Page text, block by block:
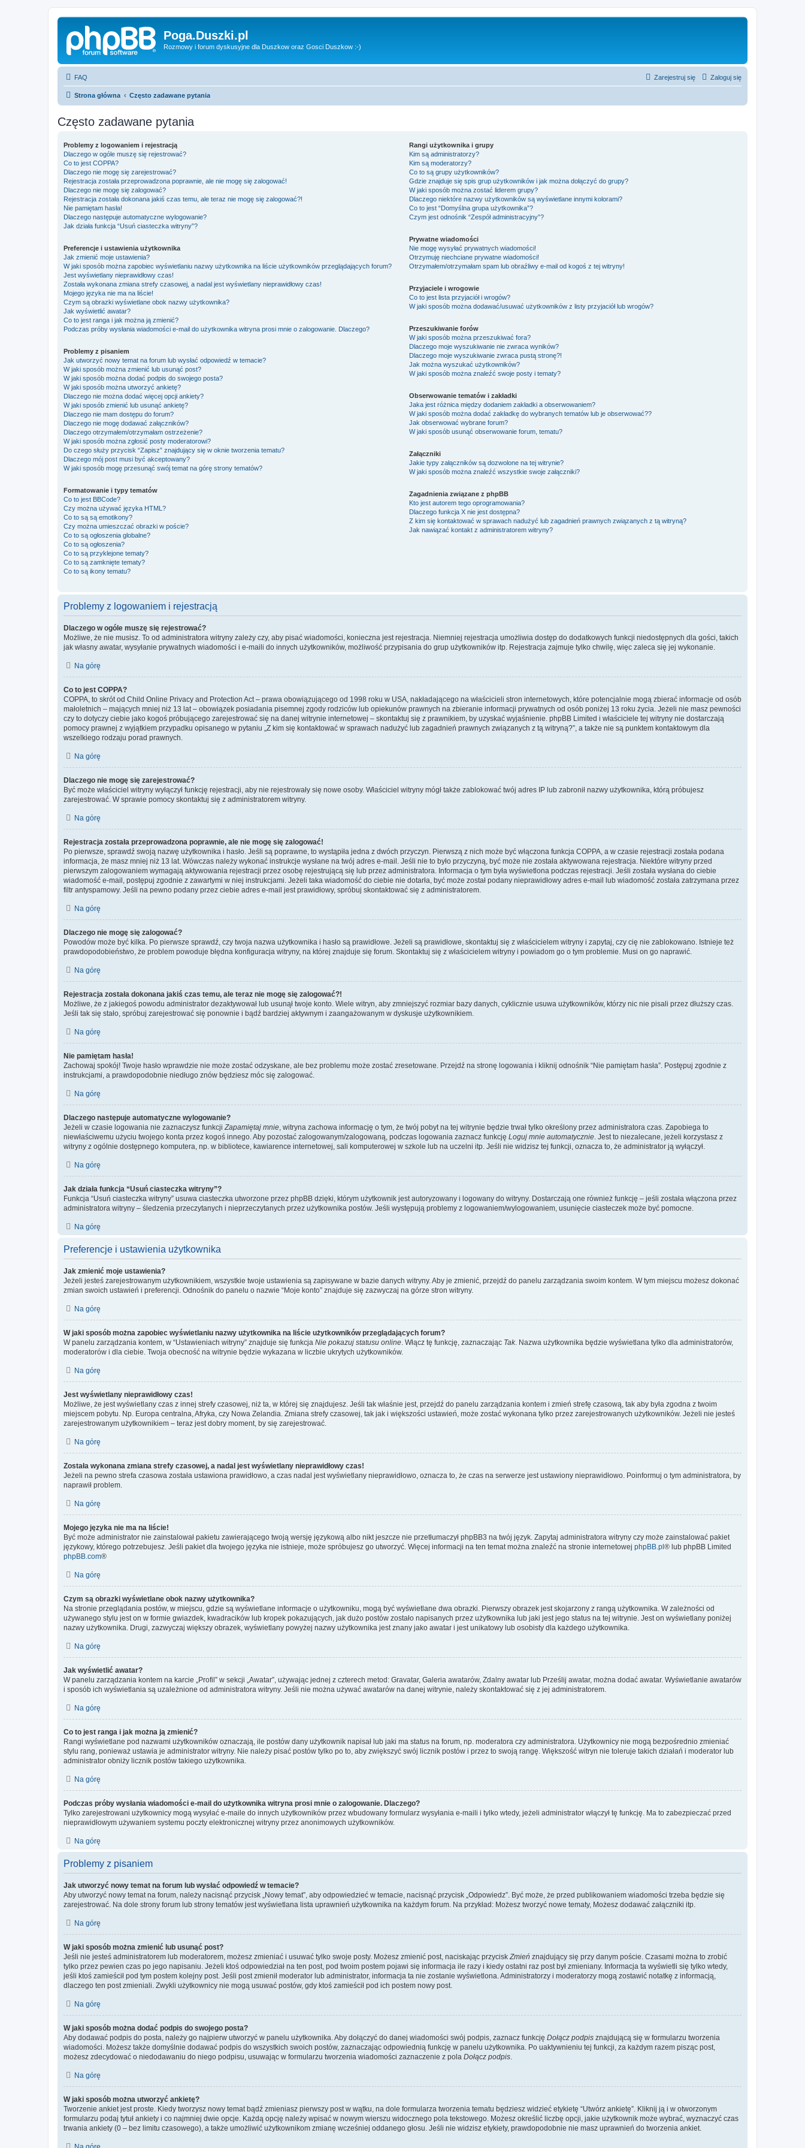
Poga.Duszki.pl
Rozmowy i forum dyskusyjne dla Duszkow oraz Gosci Duszkow :-)
FAQ Zaloguj się
Zarejestruj się
Strona główna Często zadawane pytania
Często zadawane pytania
Problemy z logowaniem i rejestracją
Dlaczego w ogóle muszę się rejestrować?
Co to jest COPPA?
Dlaczego nie mogę się zarejestrować?
Rejestracja została przeprowadzona poprawnie, ale nie mogę się zalogować!
Dlaczego nie mogę się zalogować?
Rejestracja została dokonana jakiś czas temu, ale teraz nie mogę się zalogować?!
Nie pamiętam hasła!
Dlaczego następuje automatyczne wylogowanie?
Jak działa funkcja “Usuń ciasteczka witryny”?
Preferencje i ustawienia użytkownika
Jak zmienić moje ustawienia?
W jaki sposób można zapobiec wyświetlaniu nazwy użytkownika na liście użytkowników przeglądających forum?
Jest wyświetlany nieprawidłowy czas!
Została wykonana zmiana strefy czasowej, a nadal jest wyświetlany nieprawidłowy czas!
Mojego języka nie ma na liście!
Czym są obrazki wyświetlane obok nazwy użytkownika?
Jak wyświetlić awatar?
Co to jest ranga i jak można ją zmienić?
Podczas próby wysłania wiadomości e-mail do użytkownika witryna prosi mnie o zalogowanie. Dlaczego?
Problemy z pisaniem
Jak utworzyć nowy temat na forum lub wysłać odpowiedź w temacie?
W jaki sposób można zmienić lub usunąć post?
W jaki sposób można dodać podpis do swojego posta?
W jaki sposób można utworzyć ankietę?
Dlaczego nie można dodać więcej opcji ankiety?
W jaki sposób zmienić lub usunąć ankietę?
Dlaczego nie mam dostępu do forum?
Dlaczego nie mogę dodawać załączników?
Dlaczego otrzymałem/otrzymałam ostrzeżenie?
W jaki sposób można zgłosić posty moderatorowi?
Do czego służy przycisk “Zapisz” znajdujący się w oknie tworzenia tematu?
Dlaczego mój post musi być akceptowany?
W jaki sposób mogę przesunąć swój temat na górę strony tematów?
Formatowanie i typy tematów
Co to jest BBCode?
Czy można używać języka HTML?
Co to są są emotikony?
Czy można umieszczać obrazki w poście?
Co to są ogłoszenia globalne?
Co to są ogłoszenia?
Co to są przyklejone tematy?
Co to są zamknięte tematy?
Co to są ikony tematu?
Rangi użytkownika i grupy
Kim są administratorzy?
Kim są moderatorzy?
Co to są grupy użytkowników?
Gdzie znajduje się spis grup użytkowników i jak można dołączyć do grupy?
W jaki sposób można zostać liderem grupy?
Dlaczego niektóre nazwy użytkowników są wyświetlane innymi kolorami?
Co to jest “Domyślna grupa użytkownika”?
Czym jest odnośnik “Zespół administracyjny”?
Prywatne wiadomości
Nie mogę wysyłać prywatnych wiadomości!
Otrzymuję niechciane prywatne wiadomości!
Otrzymałem/otrzymałam spam lub obraźliwy e-mail od kogoś z tej witryny!
Przyjaciele i wrogowie
Co to jest lista przyjaciół i wrogów?
W jaki sposób można dodawać/usuwać użytkowników z listy przyjaciół lub wrogów?
Przeszukiwanie forów
W jaki sposób można przeszukiwać fora?
Dlaczego moje wyszukiwanie nie zwraca wyników?
Dlaczego moje wyszukiwanie zwraca pustą stronę?!
Jak można wyszukać użytkowników?
W jaki sposób można znaleźć swoje posty i tematy?
Obserwowanie tematów i zakładki
Jaka jest różnica między dodaniem zakładki a obserwowaniem?
W jaki sposób można dodać zakładkę do wybranych tematów lub je obserwować??
Jak obserwować wybrane forum?
W jaki sposób usunąć obserwowanie forum, tematu?
Załączniki
Jakie typy załączników są dozwolone na tej witrynie?
W jaki sposób można znaleźć wszystkie swoje załączniki?
Zagadnienia związane z phpBB
Kto jest autorem tego oprogramowania?
Dlaczego funkcja X nie jest dostępna?
Z kim się kontaktować w sprawach nadużyć lub zagadnień prawnych związanych z tą witryną?
Jak nawiązać kontakt z administratorem witryny?
Problemy z logowaniem i rejestracją
Dlaczego w ogóle muszę się rejestrować?
Możliwe, że nie musisz. To od administratora witryny zależy czy, aby pisać wiadomości, konieczna jest rejestracja. Niemniej rejestracja umożliwia dostęp do dodatkowych funkcji niedostępnych dla gości, takich
jak własny awatar, wysyłanie prywatnych wiadomości i e-maili do innych użytkowników, możliwość przypisania do grup użytkowników itp. Rejestracja zajmuje tylko chwilę, więc zaleca się jej wykonanie.
Na górę
Co to jest COPPA?
COPPA, to skrót od Child Online Privacy and Protection Act – prawa obowiązującego od 1998 roku w USA, nakładającego na właścicieli stron internetowych, które potencjalnie mogą zbierać informacje od osób
małoletnich – mających mniej niż 13 lat – obowiązek posiadania pisemnej zgody rodziców lub opiekunów prawnych na zbieranie informacji prywatnych od osób poniżej 13 roku życia. Jeżeli nie masz pewności
czy to dotyczy ciebie jako kogoś próbującego zarejestrować się na danej witrynie internetowej – skontaktuj się z prawnikiem, by uzyskać wyjaśnienie. phpBB Limited i właściciele tej witryny nie dostarczają
pomocy prawnej z wyjątkiem przypadku opisanego w pytaniu „Z kim się kontaktować w sprawach nadużyć lub zagadnień prawnych związanych z tą witryną?”, a także nie są punktem kontaktowym dla
wszelkiego rodzaju porad prawnych.
Na górę
Dlaczego nie mogę się zarejestrować?
Być może właściciel witryny wyłączył funkcję rejestracji, aby nie rejestrowały się nowe osoby. Właściciel witryny mógł także zablokować twój adres IP lub zabronił nazwy użytkownika, którą próbujesz
zarejestrować. W sprawie pomocy skontaktuj się z administratorem witryny.
Na górę
Rejestracja została przeprowadzona poprawnie, ale nie mogę się zalogować!
Po pierwsze, sprawdź swoją nazwę użytkownika i hasło. Jeśli są poprawne, to wystąpiła jedna z dwóch przyczyn. Pierwszą z nich może być włączona funkcja COPPA, a w czasie rejestracji została podana
informacja, że masz mniej niż 13 lat. Wówczas należy wykonać instrukcje wysłane na twój adres e-mail. Jeśli nie to było przyczyną, być może nie została aktywowana rejestracja. Niektóre witryny przed
pierwszym zalogowaniem wymagają aktywowania rejestracji przez osobę rejestrującą się lub przez administratora. Informacja o tym była wyświetlona podczas rejestracji. Jeśli została wysłana do ciebie
wiadomość e-mail, postępuj zgodnie z zawartymi w niej instrukcjami. Jeżeli taka wiadomość do ciebie nie dotarła, być może został podany nieprawidłowy adres e-mail lub wiadomość została zatrzymana przez
filtr antyspamowy. Jeśli na pewno podany przez ciebie adres e-mail jest prawidłowy, spróbuj skontaktować się z administratorem.
Na górę
Dlaczego nie mogę się zalogować?
Powodów może być kilka. Po pierwsze sprawdź, czy twoja nazwa użytkownika i hasło są prawidłowe. Jeżeli są prawidłowe, skontaktuj się z właścicielem witryny i zapytaj, czy cię nie zablokowano. Istnieje też
prawdopodobieństwo, że problem powoduje błędna konfiguracja witryny, na której znajduje się forum. Skontaktuj się z właścicielem witryny i powiadom go o tym problemie. Musi on go naprawić.
Na górę
Rejestracja została dokonana jakiś czas temu, ale teraz nie mogę się zalogować?!
Możliwe, że z jakiegoś powodu administrator dezaktywował lub usunął twoje konto. Wiele witryn, aby zmniejszyć rozmiar bazy danych, cyklicznie usuwa użytkowników, którzy nic nie pisali przez dłuższy czas.
Jeśli tak się stało, spróbuj zarejestrować się ponownie i bądź bardziej aktywnym i zaangażowanym w dyskusje użytkownikiem.
Na górę
Nie pamiętam hasła!
Zachowaj spokój! Twoje hasło wprawdzie nie może zostać odzyskane, ale bez problemu może zostać zresetowane. Przejdź na stronę logowania i kliknij odnośnik “Nie pamiętam hasła”. Postępuj zgodnie z
instrukcjami, a prawdopodobnie niedługo znów będziesz móc się zalogować.
Na górę
Dlaczego następuje automatyczne wylogowanie?
Jeżeli w czasie logowania nie zaznaczysz funkcji Zapamiętaj mnie , witryna zachowa informację o tym, że twój pobyt na tej witrynie będzie trwał tylko określony przez administratora czas. Zapobiega to
niewłaściwemu użyciu twojego konta przez kogoś innego. Aby pozostać zalogowanym/zalogowaną, podczas logowania zaznacz funkcję Loguj mnie automatycznie . Jest to niezalecane, jeżeli korzystasz z
witryny z ogólnie dostępnego komputera, np. w bibliotece, kawiarence internetowej, sali komputerowej w szkole lub na uczelni itp. Jeśli nie widzisz tej funkcji, oznacza to, że administrator ją wyłączył.
Na górę
Jak działa funkcja “Usuń ciasteczka witryny”?
Funkcja “Usuń ciasteczka witryny” usuwa ciasteczka utworzone przez phpBB dzięki, którym użytkownik jest autoryzowany i logowany do witryny. Dostarczają one również funkcję – jeśli została włączona przez
administratora witryny – śledzenia przeczytanych i nieprzeczytanych przez użytkownika postów. Jeśli występują problemy z logowaniem/wylogowaniem, usunięcie ciasteczek może być pomocne.
Na górę
Preferencje i ustawienia użytkownika
Jak zmienić moje ustawienia?
Jeżeli jesteś zarejestrowanym użytkownikiem, wszystkie twoje ustawienia są zapisywane w bazie danych witryny. Aby je zmienić, przejdź do panelu zarządzania swoim kontem. W tym miejscu możesz dokonać
zmian swoich ustawień i preferencji. Odnośnik do panelu o nazwie “Moje konto” znajduje się zazwyczaj na górze stron witryny.
Na górę
W jaki sposób można zapobiec wyświetlaniu nazwy użytkownika na liście użytkowników przeglądających forum?
W panelu zarządzania kontem, w “Ustawieniach witryny” znajduje się funkcja Nie pokazuj statusu online . Włącz tę funkcję, zaznaczając Tak. Nazwa użytkownika będzie wyświetlana tylko dla administratorów,
moderatorów i dla ciebie. Twoja obecność na witrynie będzie wykazana w liczbie ukrytych użytkowników.
Na górę
Jest wyświetlany nieprawidłowy czas!
Możliwe, że jest wyświetlany czas z innej strefy czasowej, niż ta, w której się znajdujesz. Jeśli tak właśnie jest, przejdź do panelu zarządzania kontem i zmień strefę czasową, tak aby była zgodna z twoim
miejscem pobytu. Np. Europa centralna, Afryka, czy Nowa Zelandia. Zmiana strefy czasowej, tak jak i większości ustawień, może zostać wykonana tylko przez zarejestrowanych użytkowników. Jeżeli nie jesteś
zarejestrowanym użytkownikiem – teraz jest dobry moment, by się zarejestrować.
Na górę
Została wykonana zmiana strefy czasowej, a nadal jest wyświetlany nieprawidłowy czas!
Jeżeli na pewno strefa czasowa została ustawiona prawidłowo, a czas nadal jest wyświetlany nieprawidłowo, oznacza to, że czas na serwerze jest ustawiony nieprawidłowo. Poinformuj o tym administratora, by
naprawił problem.
Na górę
Mojego języka nie ma na liście!
Być może administrator nie zainstalował pakietu zawierającego twoją wersję językową albo nikt jeszcze nie przetłumaczył phpBB3 na twój język. Zapytaj administratora witryny czy może zainstalować pakiet
językowy, którego potrzebujesz. Jeśli pakiet dla twojego języka nie istnieje, może spróbujesz go utworzyć. Więcej informacji na ten temat można znaleźć na stronie internetowej phpBB.pl® lub phpBB Limited
phpBB.com®
Na górę
Czym są obrazki wyświetlane obok nazwy użytkownika?
Na stronie przeglądania postów, w miejscu, gdzie są wyświetlane informacje o użytkowniku, mogą być wyświetlane dwa obrazki. Pierwszy obrazek jest skojarzony z rangą użytkownika. W zależności od
używanego stylu jest on w formie gwiazdek, kwadracików lub kropek pokazujących, jak dużo postów zostało napisanych przez użytkownika lub jaki jest jego status na tej witrynie. Jest on wyświetlany poniżej
nazwy użytkownika. Drugi, zazwyczaj większy obrazek, wyświetlany powyżej nazwy użytkownika jest znany jako awatar i jest unikatowy lub osobisty dla każdego użytkownika.
Na górę
Jak wyświetlić awatar?
W panelu zarządzania kontem na karcie „Profil” w sekcji „Awatar”, używając jednej z czterech metod: Gravatar, Galeria awatarów, Zdalny awatar lub Prześlij awatar, można dodać awatar. Wyświetlanie awatarów
i sposób ich wyświetlania są uzależnione od administratora witryny. Jeśli nie można używać awatarów na danej witrynie, należy skontaktować się z jej administratorem.
Na górę
Co to jest ranga i jak można ją zmienić?
Rangi wyświetlane pod nazwami użytkowników oznaczają, ile postów dany użytkownik napisał lub jaki ma status na forum, np. moderatora czy administratora. Użytkownicy nie mogą bezpośrednio zmieniać
stylu rang, ponieważ ustawia je administrator witryny. Nie należy pisać postów tylko po to, aby zwiększyć swój licznik postów i przez to swoją rangę. Większość witryn nie toleruje takich działań i moderator lub
administrator obniży licznik postów takiego użytkownika.
Na górę
Podczas próby wysłania wiadomości e-mail do użytkownika witryna prosi mnie o zalogowanie. Dlaczego?
Tylko zarejestrowani użytkownicy mogą wysyłać e-maile do innych użytkowników przez wbudowany formularz wysyłania e-maili i tylko wtedy, jeżeli administrator włączył tę funkcję. Ma to zabezpieczać przed
nieprawidłowym używaniem systemu poczty elektronicznej witryny przez anonimowych użytkowników.
Na górę
Problemy z pisaniem
Jak utworzyć nowy temat na forum lub wysłać odpowiedź w temacie?
Aby utworzyć nowy temat na forum, należy nacisnąć przycisk „Nowy temat”, aby odpowiedzieć w temacie, nacisnąć przycisk „Odpowiedz”. Być może, że przed publikowaniem wiadomości trzeba będzie się
zarejestrować. Na dole strony forum lub strony tematów jest wyświetlana lista uprawnień użytkownika na każdym forum. Na przykład: Możesz tworzyć nowe tematy, Możesz dodawać załączniki itp.
Na górę
W jaki sposób można zmienić lub usunąć post?
Jeśli nie jesteś administratorem lub moderatorem, możesz zmieniać i usuwać tylko swoje posty. Możesz zmienić post, naciskając przycisk Zmień znajdujący się przy danym poście. Czasami można to zrobić
tylko przez pewien czas po jego napisaniu. Jeżeli ktoś odpowiedział na ten post, pod twoim postem pojawi się informacja ile razy i kiedy ostatni raz post był zmieniany. Informacja ta wyświetli się tylko wtedy,
jeśli ktoś zamieścił pod tym postem kolejny post. Jeśli post zmienił moderator lub administrator, informacja ta nie zostanie wyświetlona. Administratorzy i moderatorzy mogą zostawić notatkę z informacją,
dlaczego ten post zmieniali. Zwykli użytkownicy nie mogą usuwać postów, gdy ktoś zamieścił pod ich postem nowy post.
Na górę
W jaki sposób można dodać podpis do swojego posta?
Aby dodawać podpis do posta, należy go najpierw utworzyć w panelu użytkownika. Aby dołączyć do danej wiadomości swój podpis, zaznacz funkcję Dołącz podpis znajdującą się w formularzu tworzenia
wiadomości. Możesz także domyślnie dodawać podpis do wszystkich swoich postów, zaznaczając odpowiednią funkcję w panelu użytkownika. Po uaktywnieniu tej funkcji, za każdym razem pisząc post,
możesz zdecydować o niedodawaniu do niego podpisu, usuwając w formularzu tworzenia wiadomości zaznaczenie z pola Dołącz podpis
Na górę
W jaki sposób można utworzyć ankietę?
Tworzenie ankiet jest proste. Kiedy tworzysz nowy temat bądź zmieniasz pierwszy post w wątku, na dole formularza tworzenia tematu będziesz widzieć etykietę “Utwórz ankietę”. Kliknij ją i w otworzonym
formularzu podaj tytuł ankiety i co najmniej dwie opcje. Każdą opcję należy wpisać w nowym wierszu widocznego pola tekstowego. Możesz określić liczbę opcji, jakie użytkownik może wybrać, wyznaczyć czas
trwania ankiety (0 – bez limitu czasowego), a także umożliwić użytkownikom zmianę wcześniej oddanego głosu. Jeśli nie widzisz etykiety, prawdopodobnie nie masz uprawnień do tworzenia ankiet.